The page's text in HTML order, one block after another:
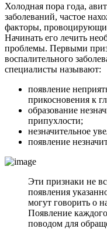
Холодная пора года,
заболеваний, частое
факторы,
Начинать его лечить
проблемы. Первыми
воспалительного
специалисты называют:
появление
прикосновения к
образование
припухлости;
незначительное
появление
Эти признаки не
появления
могут говорить о
Появление
поводом для